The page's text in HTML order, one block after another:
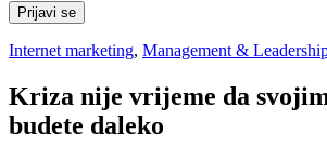
Prijavi se
Internet marketing, Management &
Kriza nije vrijeme da
budete daleko